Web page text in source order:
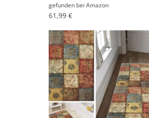
gefunden bei Amazon
61,99 €